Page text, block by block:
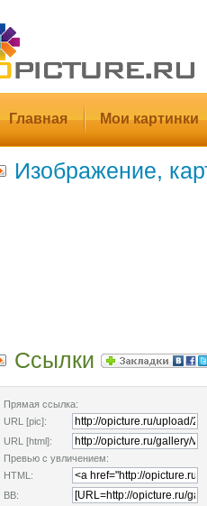
Главная Мои картинки
Изображение,
Ссылки
Прямая ссылка:
URL [pic]:
URL [html]:
Превью с увличением:
HTML:
BB: